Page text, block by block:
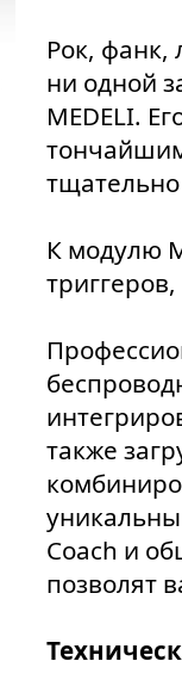
Рок, фанк,
ни одной
MEDELI.
К модулю
также
Coach и
позволят